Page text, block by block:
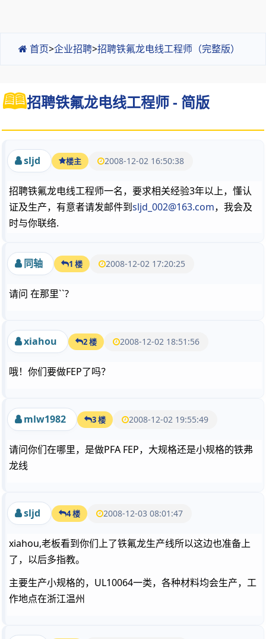
首页>企业招聘>招聘铁氟龙电线工程师（完整版）
招聘铁氟龙电线工程师 - 简版
sljd 楼主 2008-12-02 16:50:38
招聘铁氟龙电线工程师一名，要求相关经验3年以上，懂认
证及生产，有意者请发邮件到sljd_002@163.com，我会及
时与你联络.
同轴 1 楼 2008-12-02 17:20:25
请问 在那里``?
xiahou 2 楼 2008-12-02 18:51:56
哦！你们要做FEP了吗？
mlw1982 3 楼 2008-12-02 19:55:49
请问你们在哪里，是做PFA FEP，大规格还是小规格的铁弗
龙线
sljd 4 楼 2008-12-03 08:01:47
xiahou,老板看到你们上了铁氟龙生产线所以这边也准备上
了，以后多指教。
主要生产小规格的，UL10064一类，各种材料均会生产，工
作地点在浙江温州